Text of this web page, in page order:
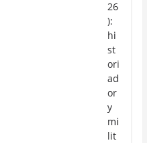
26
):
hi
st
ori
ad
or
y
mi
lit